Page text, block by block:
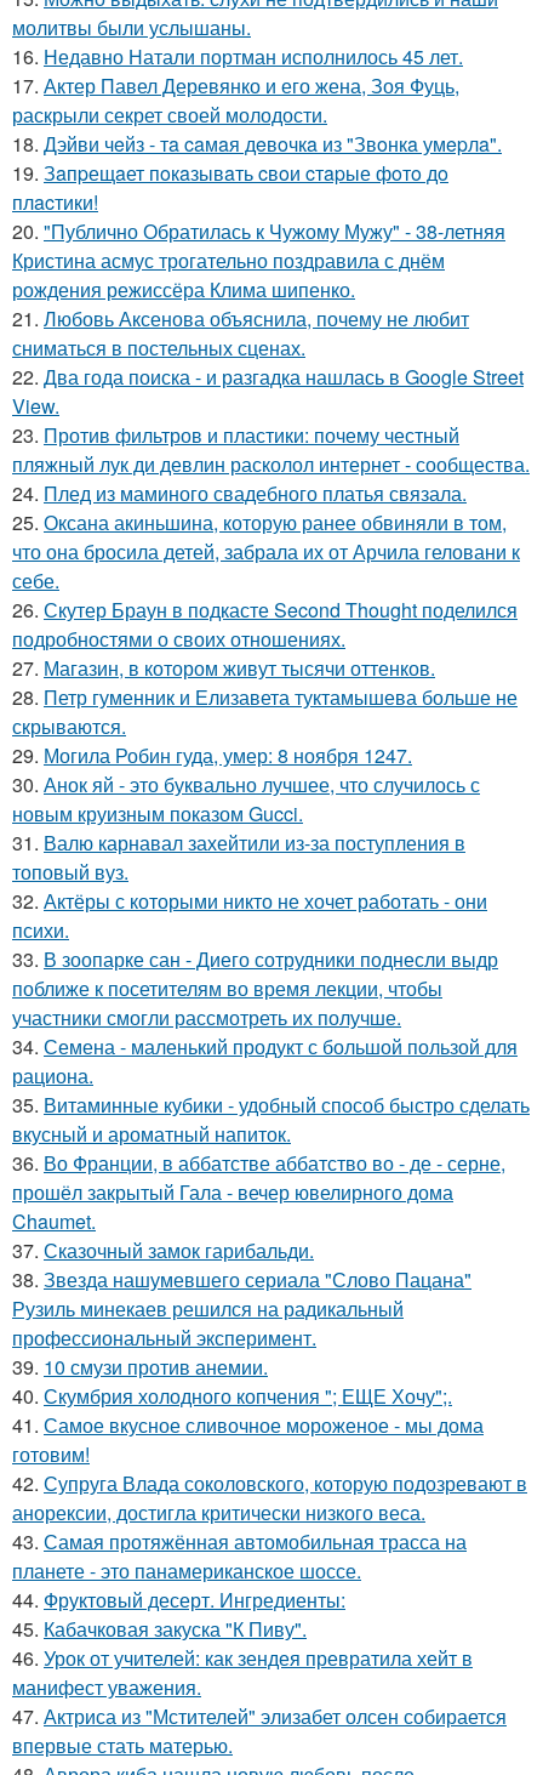
молитвы были услышаны.
16. Недавно Натали портман исполнилось 45 лет.
17. Актер Павел Деревянко и его жена, Зоя Фуць,
раскрыли секрет своей молодости.
18. Дэйви чeйз - тa caмaя дeвoчкa из "Звoнкa умepлa".
19. Зaпpещaет пoкaзывaть cвoи cтapые фoтo дo
плacтики!
20. "Публично Обратилась к Чужому Мужу" - 38-летняя
Кристина асмус трогательно поздравила с днём
рождения режиссёра Клима шипенко.
21. Любовь Аксенова объяснила, почему не любит
сниматься в постельных сценах.
22. Два года поиска - и разгадка нашлась в Google Street
View.
23. Против фильтров и пластики: почему честный
пляжный лук ди девлин расколол интернет - сообщества.
24. Плед из маминого свадебного платья связала.
25. Оксана акиньшина, которую ранее обвиняли в том,
что она бросила детей, забрала их от Арчила геловани к
себе.
26. Скутер Браун в подкасте Second Thought поделился
подробностями о своих отношениях.
27. Магазин, в котором живут тысячи оттенков.
28. Петр гуменник и Елизавета туктамышева больше не
скрываются.
29. Могила Робин гуда, умер: 8 ноября 1247.
30. Анок яй - это буквально лучшее, что случилось с
новым круизным показом Gucci.
31. Валю карнавал захейтили из-за поступления в
топовый вуз.
32. Актёры с которыми никто не хочет работать - они
психи.
33. В зоопарке сан - Диего сотрудники поднесли выдр
поближе к посетителям во время лекции, чтобы
участники смогли рассмотреть их получше.
34. Семена - маленький продукт с большой пользой для
рациона.
35. Витаминные кубики - удобный способ быстро сделать
вкусный и ароматный напиток.
36. Во Франции, в аббатстве аббатство во - де - серне,
прошёл закрытый Гала - вечер ювелирного дома
Chaumet.
37. Сказочный замок гарибальди.
38. Звезда нашумевшего сериала "Слово Пацана"
Рузиль минекаев решился на радикальный
профессиональный эксперимент.
39. 10 смузи против анемии.
40. Скумбрия холодного копчения "; ЕЩЕ Хочу";.
41. Самое вкусное сливочное мороженое - мы дома
готовим!
42. Супруга Влада соколовского, которую подозревают в
анорексии, достигла критически низкого веса.
43. Самая протяжённая автомобильная трасса на
планете - это панамериканское шоссе.
44. Фруктовый десерт. Ингредиенты:
45. Кабачковая закуска "К Пиву".
46. Урок от учителей: как зендея превратила хейт в
манифест уважения.
47. Актриса из "Мстителей" элизабет олсен собирается
впервые стать матерью.